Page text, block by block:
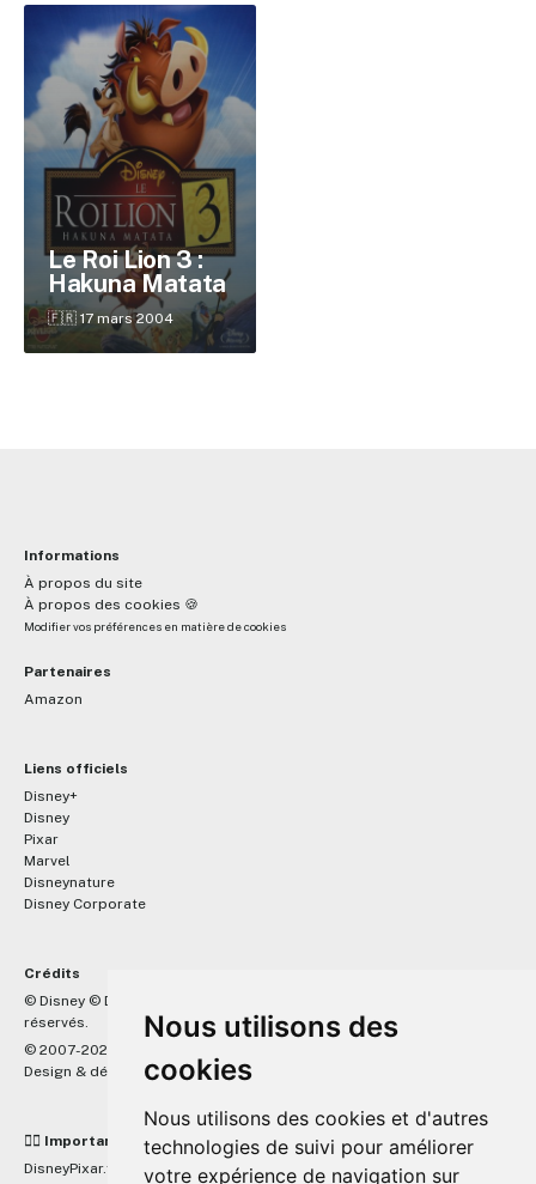
Nous utilisons des
cookies
Nous utilisons des cookies et d'autres
technologies de suivi pour améliorer
votre expérience de navigation sur
Le Roi Lion 3 :
Hakuna Matata
🇫🇷 17 mars 2004
Informations
À propos du site
À propos des cookies 🍪
Modifier vos préférences en matière de cookies
Partenaires
Amazon
Liens officiels
Disney+
Disney
Pixar
Marvel
Disneynature
Disney Corporate
Crédits
© Disney © Disney/Pixar © &
réservés.
© 2007-2026 DisneyPixar.fr
Design & développement : MonsieurPaul
☝🏼 Important
DisneyPixar.fr est un site indépendant et n'est en aucun cas lié de
✕